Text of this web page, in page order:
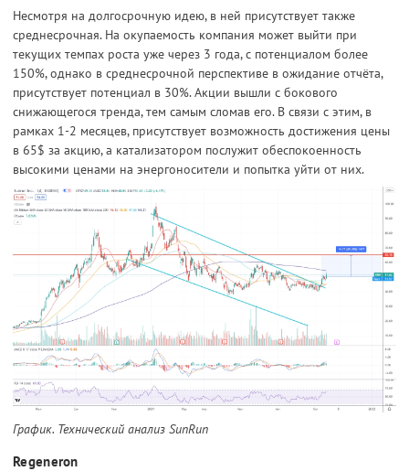
Несмотря на долгосрочную идею, в ней присутствует также
среднесрочная. На окупаемость компания может выйти при
текущих темпах роста уже через 3 года, с потенциалом более
150%, однако в среднесрочной перспективе в ожидание отчёта,
присутствует потенциал в 30%. Акции вышли с бокового
снижающегося тренда, тем самым сломав его. В связи с этим, в
рамках 1-2 месяцев, присутствует возможность достижения цены
в 65$ за акцию, а катализатором послужит обеспокоенность
высокими ценами на энергоносители и попытка уйти от них.
График. Технический анализ SunRun
Regeneron